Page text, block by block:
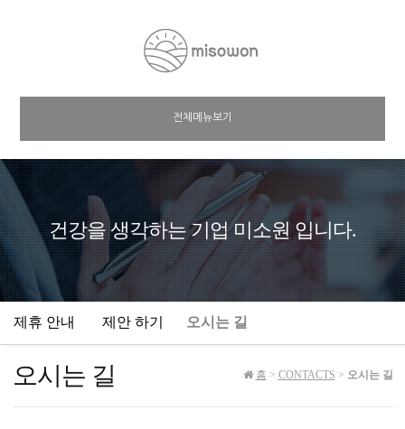
전체메뉴보기
건강을 생각하는 기업 미소원 입니다.
제휴 안내 제안 하기 오시는 길
오시는 길 홈 > CONTACTS > 오시는 길